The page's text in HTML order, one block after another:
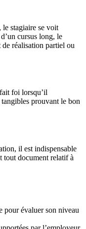
le stagiaire se voit
cursus long, le
réalisation partiel ou
foi lorsqu’il
tangibles prouvant le bon
il est indispensable
tout document relatif à
pour évaluer son niveau